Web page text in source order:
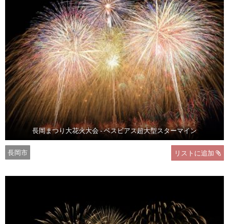
長岡まつり大花火大会 - ベスビアス超大型スターマイン
長岡市 リストに追加